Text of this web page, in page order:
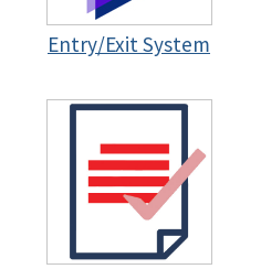
Entry/Exit System